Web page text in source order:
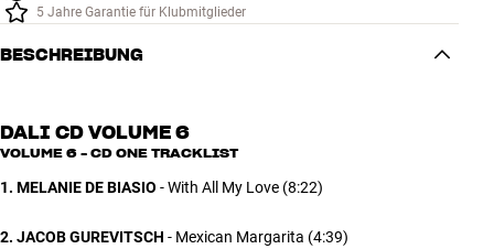
5 Jahre Garantie für Klubmitglieder
BESCHREIBUNG
DALI CD VOLUME 6
VOLUME 6 - CD ONE TRACKLIST
1. MELANIE DE BIASIO - With All My Love (8:22)
2. JACOB GUREVITSCH - Mexican Margarita (4:39)